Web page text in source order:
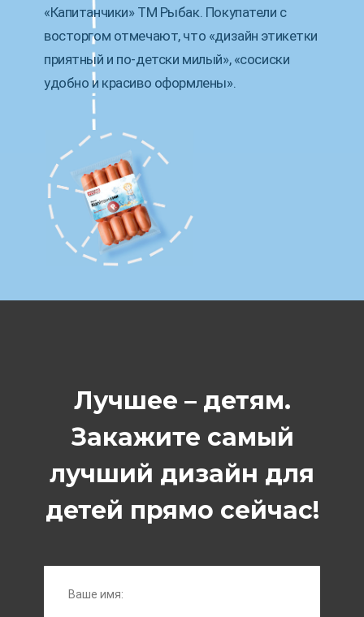
«Капитанчики» ТМ Рыбак. Покупатели с
восторгом отмечают, что «дизайн этикетки
приятный и по-детски милый», «сосиски
удобно и красиво оформлены».
Лучшее – детям.
Закажите самый
лучший дизайн для
детей прямо сейчас!